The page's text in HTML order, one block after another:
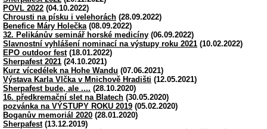
POVL 2022 (04.10.2022)
Chrousti na písku i velehorách (28.09.2022)
Benefice Máry Holečka(08.09.2022)
32. Pelikánův seminář horské medicíny (06.09.2022)
Slavnostní vyhlášení nominací na výstupy roku 2021 (10.02.2022)
EPO outdoor fest(18.01.2022)
Sherpafest 2021 (24.10.2021)
Kurz vícedélek na Hohe Wandu (07.06.2021)
Výstava Karla Vlčka v Mnichově Hradišti (12.05.2021)
Sherpafest bude, ale .... (28.10.2020)
16. předkremační slet na Blatech (30.05.2020)
pozvánka na VÝSTUPY ROKU 2019 (05.02.2020)
Boganův memoriál 2020 (28.01.2020)
Sherpafest(13.12.2019)